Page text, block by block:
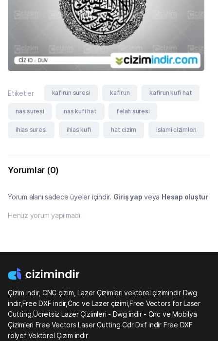
Etiketler kafirun suresi kafirun kafirun kufi hat
nas suresi nas kufi hat felah suresi
ihlas suresi ihlas kufi hat cizim islami cizimleri
Yorumlar (0)
Yorum alanı sadece üyeler içindir. Giriş yap veya Hesap oluştur
Henüz yorum yapılmadı
Çizim indir, CNC çizim, Lazer Çizimleri vektörel çizimindir Dwg
indir,Free DXF indir,Cnc ve Lazer çizimi,Free Vectors for Laser
Cutting,Ücretsiz Lazer Çizimleri - Dwg indir - Cnc ve Mobilya
Çizimleri Free Vectors Laser Cutting Cdr Dxf indir Free DXF
rölyef Vektörel Çizim indir